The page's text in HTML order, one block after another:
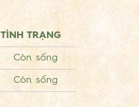
TÌNH TRẠNG
Còn sống
Còn sống